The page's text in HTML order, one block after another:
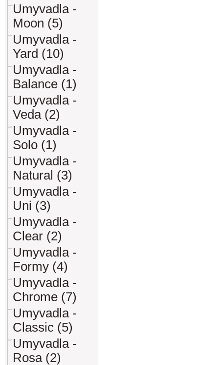
Umyvadla -
Moon (5)
Umyvadla -
Yard (10)
Umyvadla -
Balance (1)
Umyvadla -
Veda (2)
Umyvadla -
Solo (1)
Umyvadla -
Natural (3)
Umyvadla -
Uni (3)
Umyvadla -
Clear (2)
Umyvadla -
Formy (4)
Umyvadla -
Chrome (7)
Umyvadla -
Classic (5)
Umyvadla -
Rosa (2)